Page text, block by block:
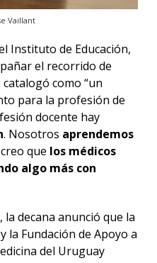
Vaillant
Instituto de Educación,
el recorrido de
como “un
para la profesión de
docente hay
. Nosotros aprendemos
que los médicos
algo más con
decana anunció que la
la Fundación de Apoyo a
del Uruguay